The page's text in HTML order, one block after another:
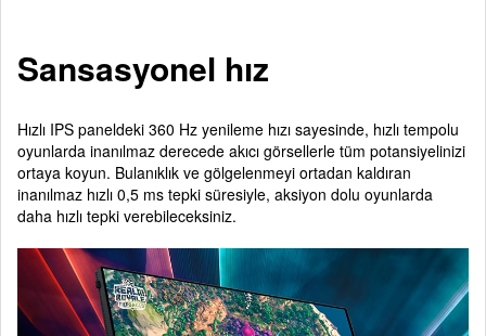
Sansasyonel hız
Hızlı IPS paneldeki 360 Hz yenileme hızı sayesinde, hızlı tempolu
oyunlarda inanılmaz derecede akıcı görsellerle tüm potansiyelinizi
ortaya koyun. Bulanıklık ve gölgelenmeyi ortadan kaldıran
inanılmaz hızlı 0,5 ms tepki süresiyle, aksiyon dolu oyunlarda
daha hızlı tepki verebileceksiniz.